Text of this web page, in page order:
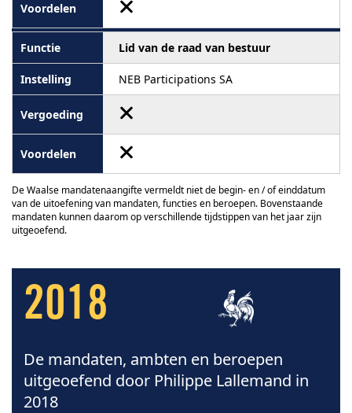
Lid van de raad van bestuur
NEB Participations SA
De Waalse mandatenaangifte vermeldt niet de begin- en / of einddatum
van de uitoefening van mandaten, functies en beroepen. Bovenstaande
mandaten kunnen daarom op verschillende tijdstippen van het jaar zijn
uitgeoefend.
2018
De mandaten, ambten en beroepen
uitgeoefend door Philippe Lallemand in
2018